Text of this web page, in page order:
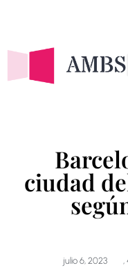
ciudad
julio 6, 2023 ,